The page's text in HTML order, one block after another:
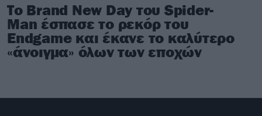
Το Brand New Day του Spider-
Man έσπασε το ρεκόρ του
Endgame και έκανε το καλύτερο
«άνοιγμα» όλων των εποχών